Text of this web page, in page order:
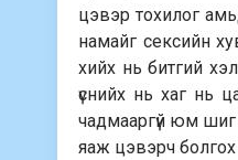
цэвэр тохилог
намайг сексийн
хийх нь битгий
үснийх нь хаг нь
чадмааргүй юм шиг
яаж цэвэрч болгох